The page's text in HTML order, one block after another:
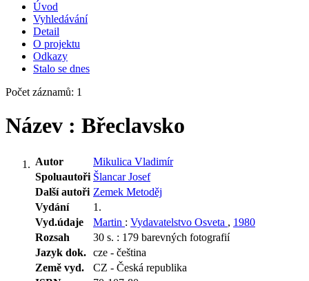
Úvod
Vyhledávání
Detail
O projektu
Odkazy
Stalo se dnes
Počet záznamů: 1
Název : Břeclavsko
Autor
Mikulica Vladimír
Spoluautoři Šlancar Josef
Další autoři Zemek Metoděj
Vydání
1.
Vyd.údaje
Martin : Vydavatelstvo Osveta , 1980
Rozsah
30 s. : 179 barevných fotografií
Jazyk dok. cze - čeština
Země vyd.
CZ - Česká republika